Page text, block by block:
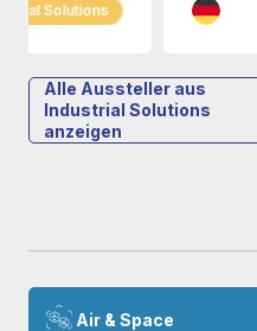
Alle Aussteller aus
Industrial Solutions
anzeigen
Air & Space